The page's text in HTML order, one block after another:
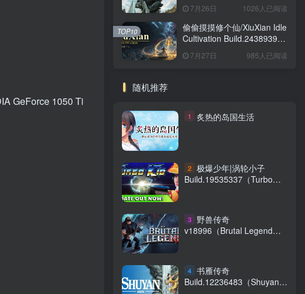
GeForce 1050 Ti
版 7月26日 1026人已阅读
偷偷摸摸修个仙/XiuXian Idle
Cultivation Build.24389399
7月27日 985人已阅读
TOP10
随机推荐
1 炙热的岛国生活
2 极爆少年|涡轮小子
Build.19535337（Turbo
3
野兽传奇
v18996（Brutal Legend）
4 书雁传奇
Build.12236483（Shuyan